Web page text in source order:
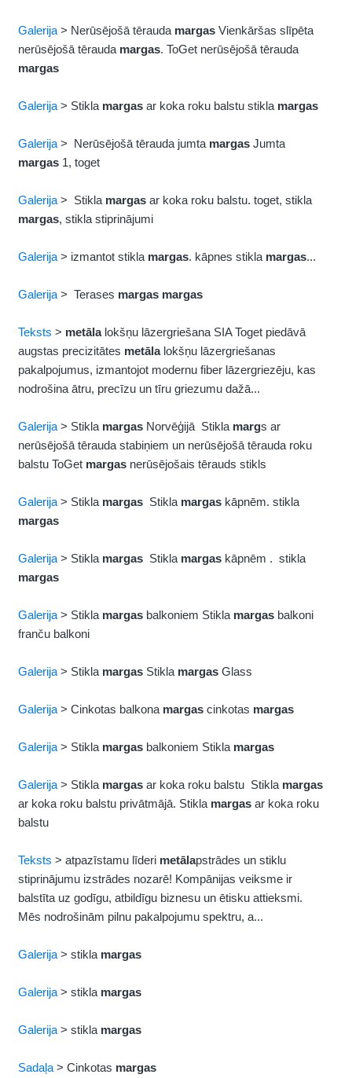
Galerija > Nerūsējošā tērauda margas Vienkāršas slīpēta
nerūsējošā tērauda margas. ToGet nerūsējošā tērauda
margas
Galerija > Stikla margas ar koka roku balstu stikla margas
Galerija > Nerūsējošā tērauda jumta margas Jumta
margas 1, toget
Galerija > Stikla margas ar koka roku balstu. toget, stikla
margas, stikla stiprinājumi
Galerija > izmantot stikla margas. kāpnes stikla margas...
Galerija > Terases margas margas
Teksts > metālalokšņu lāzergriešana SIA Toget piedāvā
augstas precizitātes metālalokšņu lāzergriešanas
pakalpojumus, izmantojot modernu fiber lāzergriezēju, kas
nodrošina ātru, precīzu un tīru griezumu dažā...
Galerija > Stikla margas Norvēģijā Stikla margs ar
nerūsējošā tērauda stabiņiem un nerūsējošā tērauda roku
balstu ToGet margas nerūsējošais tērauds stikls
Galerija > Stikla margas Stikla margas kāpnēm. stikla
margas
Galerija > Stikla margas Stikla margas kāpnēm . stikla
margas
Galerija > Stikla margas balkoniem Stikla margas balkoni
franču balkoni
Galerija > Stikla margas Stikla margas Glass
Galerija > Cinkotas balkona margas cinkotas margas
Galerija > Stikla margas balkoniem Stikla margas
Galerija > Stikla margas ar koka roku balstu Stikla margas
ar koka roku balstu privātmājā. Stikla margas ar koka roku
balstu
Teksts > atpazīstamu līderi metālapstrādes un stiklu
stiprinājumu izstrādes nozarē! Kompānijas veiksme ir
balstīta uz godīgu, atbildīgu biznesu un ētisku attieksmi.
Mēs nodrošinām pilnu pakalpojumu spektru, a...
Galerija > stikla margas
Galerija > stikla margas
Galerija > stikla margas
Sadaļa > Cinkotas margas